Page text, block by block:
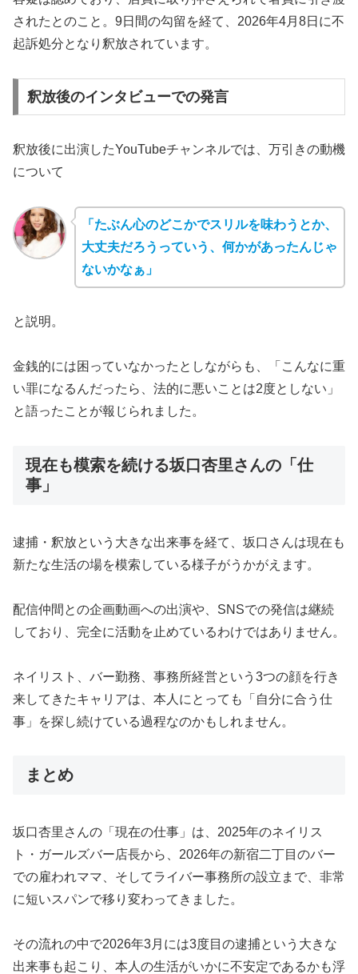
されたとのこと。9日間の勾留を経て、2026年4月8日に不
起訴処分となり釈放されています。
釈放後のインタビューでの発言
釈放後に出演したYouTubeチャンネルでは、万引きの動機
について
「たぶん心のどこかでスリルを味わうとか、
大丈夫だろうっていう、何かがあったんじゃ
ないかなぁ」
と説明。
金銭的には困っていなかったとしながらも、「こんなに重
い罪になるんだったら、法的に悪いことは2度としない」
と語ったことが報じられました。
現在も模索を続ける坂口杏里さんの「仕
事」
逮捕・釈放という大きな出来事を経て、坂口さんは現在も
新たな生活の場を模索している様子がうかがえます。
配信仲間との企画動画への出演や、SNSでの発信は継続
しており、完全に活動を止めているわけではありません。
ネイリスト、バー勤務、事務所経営という3つの顔を行き
来してきたキャリアは、本人にとっても「自分に合う仕
事」を探し続けている過程なのかもしれません。
まとめ
坂口杏里さんの「現在の仕事」は、2025年のネイリス
ト・ガールズバー店長から、2026年の新宿二丁目のバー
での雇われママ、そしてライバー事務所の設立まで、非常
に短いスパンで移り変わってきました。
その流れの中で2026年3月には3度目の逮捕という大きな
出来事も起こり、本人の生活がいかに不安定であるかも浮